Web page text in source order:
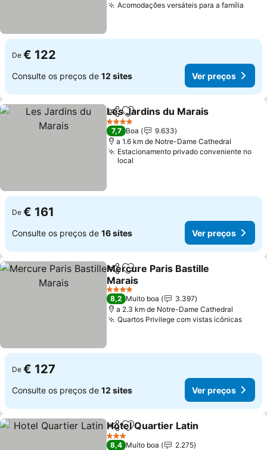
Acomodações versáteis para a família
De € 122
Consulte os preços de 12 sites Ver preços
PartilharAdicionar aos favoritos
Les Jardins du Marais
4 Estrelas
7,7 Boa
9.633
a 1.6 km de Notre-Dame Cathedral
Estacionamento privado conveniente no
local
De € 161
Consulte os preços de 16 sites Ver preços
PartilharAdicionar aos favoritos
Mercure Paris Bastille
Marais
Ver preços
4 Estrelas
8,2 Muito boa
3.397
a 2.3 km de Notre-Dame Cathedral
Quartos Privilege com vistas icônicasVer
De € 127
Consulte os preços de 12 sites Ver preços
PartilharAdicionar aos favoritos
Hotel Quartier Latin
3 Estrelas
8,4 Muito boa
2.275